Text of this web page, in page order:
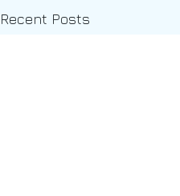
Recent Posts